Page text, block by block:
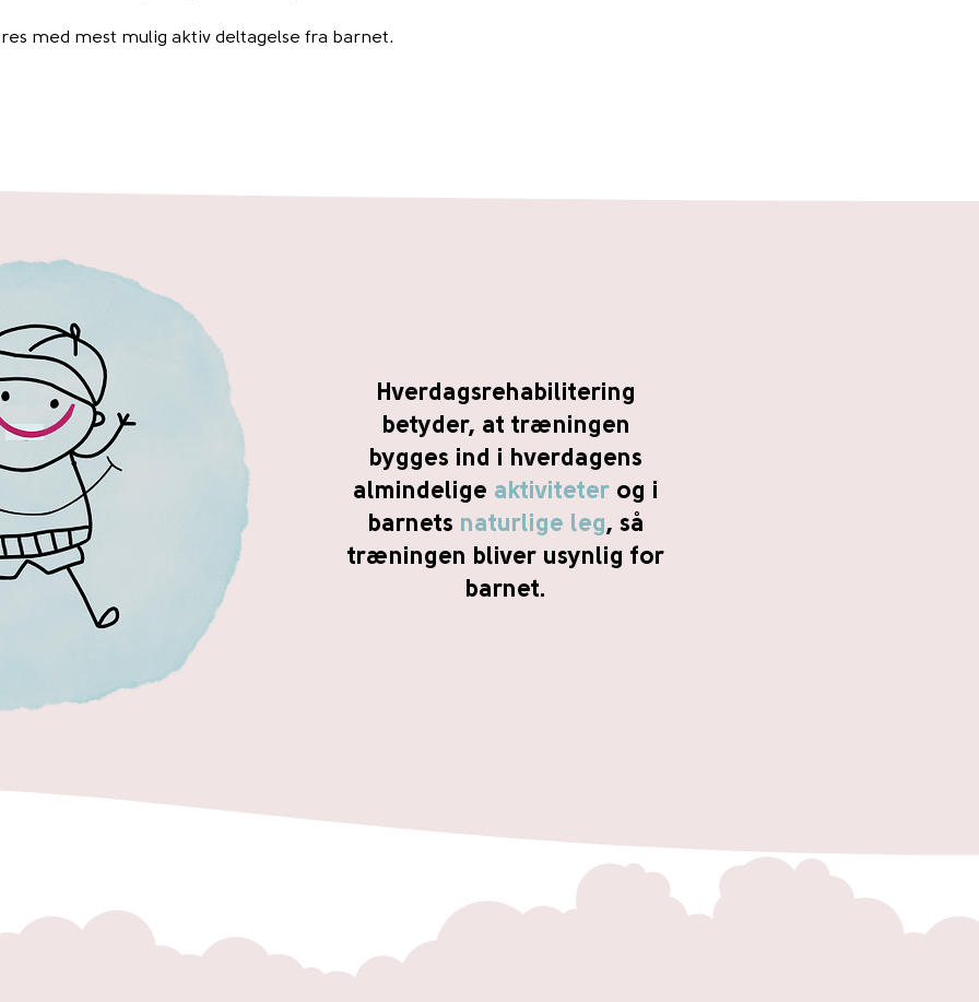
med mest mulig aktiv deltagelse fra barnet.
Hverdagsrehabilitering
betyder, at træningen
bygges ind i hverdagens
almindelige aktiviteter og i
barnets naturlige leg, så
træningen bliver usynlig for
barnet.